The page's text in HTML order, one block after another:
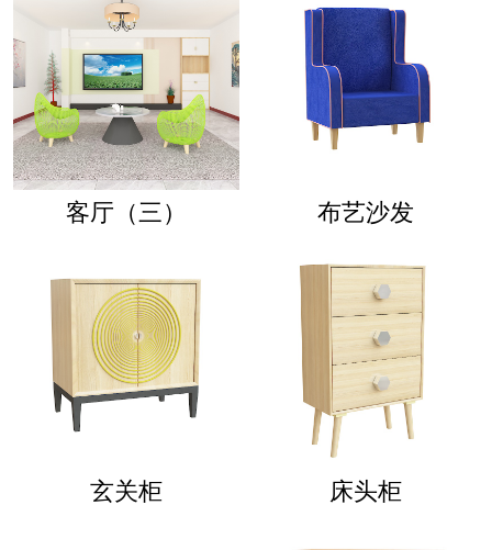
客厅（三） 布艺沙发
玄关柜 床头柜